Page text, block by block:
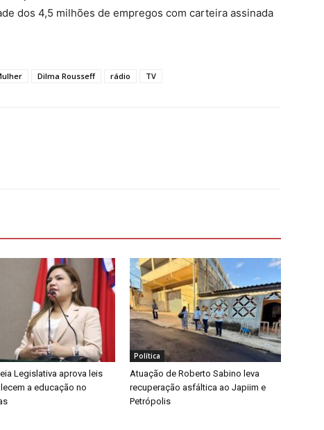
dos 4,5 milhões de empregos com carteira assinada
Dilma Rousseff rádio TV
Legislativa aprova leis
a educação no
Política
Atuação de Roberto Sabino leva
recuperação asfáltica ao Japiim e
Petrópolis